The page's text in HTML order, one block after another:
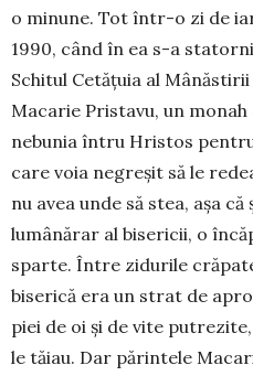
o minune. Tot într-o zi de
1990, când în ea s-a
Schitul Cetățuia al
Macarie Pris­ta­vu, un monah
nebunia întru Hristos
care voia negreșit să le
nu avea unde să stea, așa
lumânărar al bisericii, o
sparte. Între zidurile
biserică era un strat de
piei de oi și de vite
le tăiau. Dar părin­tele